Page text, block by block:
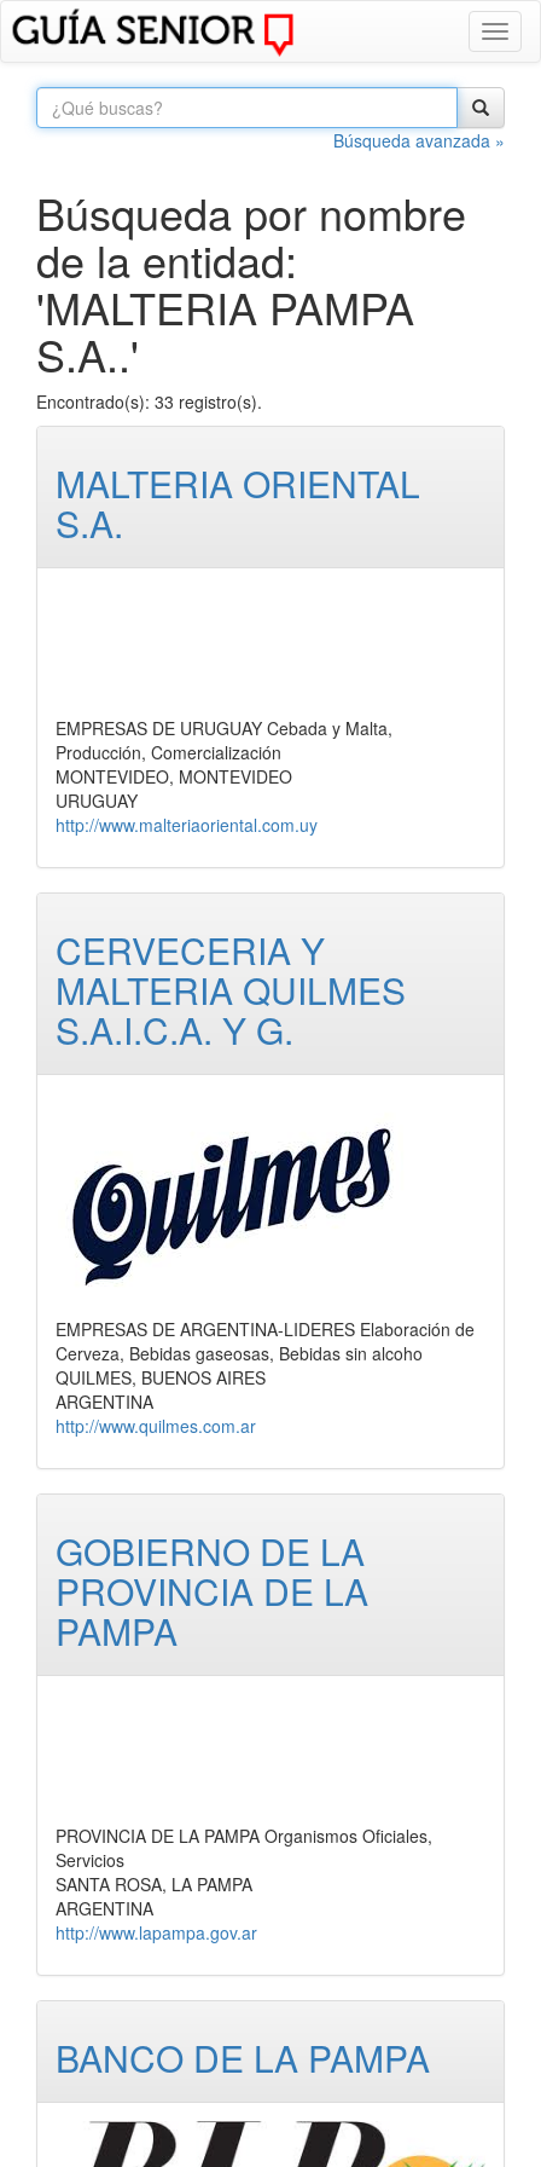
Búsqueda avanzada »
Búsqueda por nombre
de la entidad:
'MALTERIA PAMPA
S.A..'
Encontrado(s): 33 registro(s).
MALTERIA ORIENTAL
S.A.
EMPRESAS DE URUGUAY Cebada y Malta,
Producción, Comercialización
MONTEVIDEO, MONTEVIDEO
URUGUAY
http://www.malteriaoriental.com.uy
CERVECERIA Y
MALTERIA QUILMES
S.A.I.C.A. Y G.
EMPRESAS DE ARGENTINA-LIDERES Elaboración de
Cerveza, Bebidas gaseosas, Bebidas sin alcoho
QUILMES, BUENOS AIRES
ARGENTINA
http://www.quilmes.com.ar
GOBIERNO DE LA
PROVINCIA DE LA
PAMPA
PROVINCIA DE LA PAMPA Organismos Oficiales,
Servicios
SANTA ROSA, LA PAMPA
ARGENTINA
http://www.lapampa.gov.ar
BANCO DE LA PAMPA